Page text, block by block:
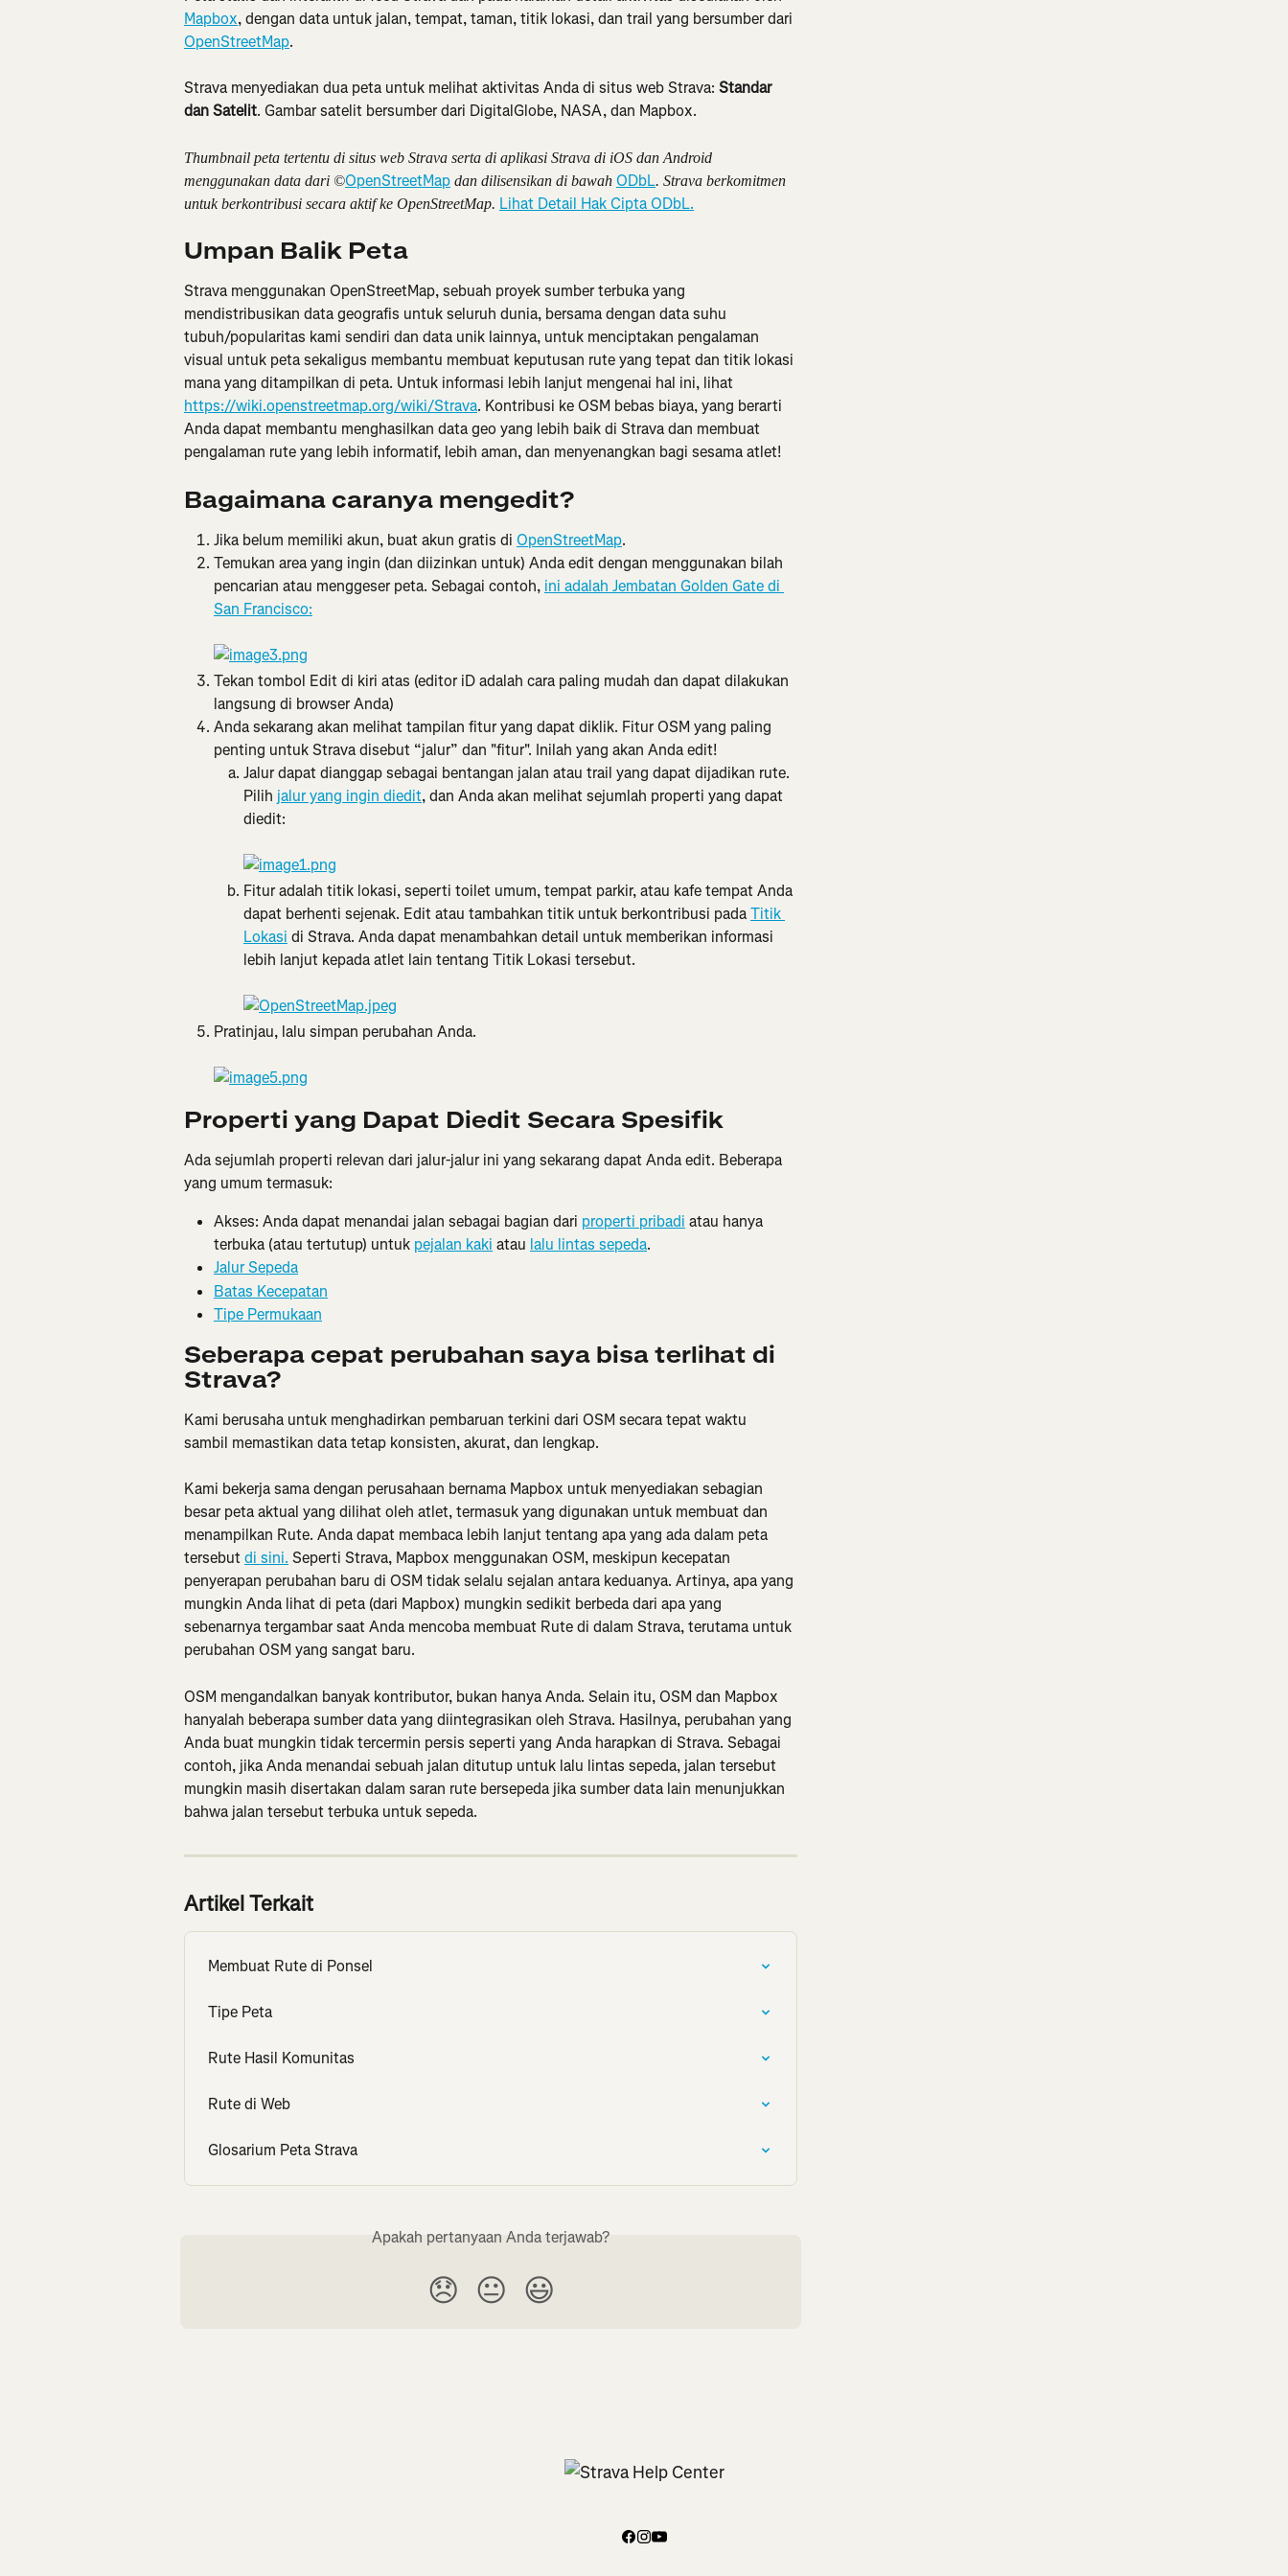
Mapbox, dengan data untuk jalan, tempat, taman, titik lokasi, dan trail yang bersumber dari
OpenStreetMap.
Strava menyediakan dua peta untuk melihat aktivitas Anda di situs web Strava: Standar
dan Satelit. Gambar satelit bersumber dari DigitalGlobe, NASA, dan Mapbox.
Thumbnail peta tertentu di situs web Strava serta di aplikasi Strava di iOS dan Android
menggunakan data dari ©OpenStreetMap dan dilisensikan di bawah ODbL. Strava berkomitmen
untuk berkontribusi secara aktif ke OpenStreetMap. Lihat Detail Hak Cipta ODbL.
Umpan Balik Peta
Strava menggunakan OpenStreetMap, sebuah proyek sumber terbuka yang
mendistribusikan data geografis untuk seluruh dunia, bersama dengan data suhu
tubuh/popularitas kami sendiri dan data unik lainnya, untuk menciptakan pengalaman
visual untuk peta sekaligus membantu membuat keputusan rute yang tepat dan titik lokasi
mana yang ditampilkan di peta. Untuk informasi lebih lanjut mengenai hal ini, lihat
https://wiki.openstreetmap.org/wiki/Strava. Kontribusi ke OSM bebas biaya, yang berarti
Anda dapat membantu menghasilkan data geo yang lebih baik di Strava dan membuat
pengalaman rute yang lebih informatif, lebih aman, dan menyenangkan bagi sesama atlet!
Bagaimana caranya mengedit?
Jika belum memiliki akun, buat akun gratis di OpenStreetMap.
Temukan area yang ingin (dan diizinkan untuk) Anda edit dengan menggunakan bilah
pencarian atau menggeser peta. Sebagai contoh, ini adalah Jembatan Golden Gate di
San Francisco:
Tekan tombol Edit di kiri atas (editor iD adalah cara paling mudah dan dapat dilakukan
langsung di browser Anda)
Anda sekarang akan melihat tampilan fitur yang dapat diklik. Fitur OSM yang paling
penting untuk Strava disebut “jalur” dan "fitur". Inilah yang akan Anda edit!
Jalur dapat dianggap sebagai bentangan jalan atau trail yang dapat dijadikan rute.
Pilih jalur yang ingin diedit, dan Anda akan melihat sejumlah properti yang dapat
diedit:
Fitur adalah titik lokasi, seperti toilet umum, tempat parkir, atau kafe tempat Anda
dapat berhenti sejenak. Edit atau tambahkan titik untuk berkontribusi pada Titik
Lokasi di Strava. Anda dapat menambahkan detail untuk memberikan informasi
lebih lanjut kepada atlet lain tentang Titik Lokasi tersebut.
Pratinjau, lalu simpan perubahan Anda.
Properti yang Dapat Diedit Secara Spesifik
Ada sejumlah properti relevan dari jalur-jalur ini yang sekarang dapat Anda edit. Beberapa
yang umum termasuk:
Akses: Anda dapat menandai jalan sebagai bagian dari properti pribadi atau hanya
terbuka (atau tertutup) untuk pejalan kaki atau lalu lintas sepeda.
Jalur Sepeda
Batas Kecepatan
Tipe Permukaan
Seberapa cepat perubahan saya bisa terlihat di
Strava?
Kami berusaha untuk menghadirkan pembaruan terkini dari OSM secara tepat waktu
sambil memastikan data tetap konsisten, akurat, dan lengkap.
Kami bekerja sama dengan perusahaan bernama Mapbox untuk menyediakan sebagian
besar peta aktual yang dilihat oleh atlet, termasuk yang digunakan untuk membuat dan
menampilkan Rute. Anda dapat membaca lebih lanjut tentang apa yang ada dalam peta
tersebut di sini. Seperti Strava, Mapbox menggunakan OSM, meskipun kecepatan
penyerapan perubahan baru di OSM tidak selalu sejalan antara keduanya. Artinya, apa yang
mungkin Anda lihat di peta (dari Mapbox) mungkin sedikit berbeda dari apa yang
sebenarnya tergambar saat Anda mencoba membuat Rute di dalam Strava, terutama untuk
perubahan OSM yang sangat baru.
OSM mengandalkan banyak kontributor, bukan hanya Anda. Selain itu, OSM dan Mapbox
hanyalah beberapa sumber data yang diintegrasikan oleh Strava. Hasilnya, perubahan yang
Anda buat mungkin tidak tercermin persis seperti yang Anda harapkan di Strava. Sebagai
contoh, jika Anda menandai sebuah jalan ditutup untuk lalu lintas sepeda, jalan tersebut
mungkin masih disertakan dalam saran rute bersepeda jika sumber data lain menunjukkan
bahwa jalan tersebut terbuka untuk sepeda.
Artikel Terkait
Membuat Rute di Ponsel
Tipe Peta
Rute Hasil Komunitas
Rute di Web
Glosarium Peta Strava
Apakah pertanyaan Anda terjawab?
😞 😐 😃